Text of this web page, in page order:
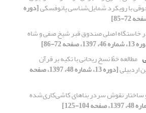
با رویکرد شمایل‌شناسی پانوفسکی[دوره
خاستگاه اصلی صندوق قبر شیخ صفی و شاه
1397، صفحه 72-86]
مطالعه خطّ نسخ ریحانی با تکیه بر قرآن
اردبیلی [دوره 13، شماره 48، 1397، صفحه
ساختار نقوش سردر بناهای کاشی‌کاری‌شده